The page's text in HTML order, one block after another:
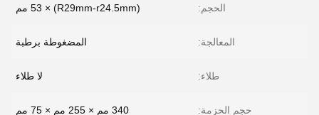
الحجم: (R29mm-r24.5mm) × 53 مم
المعالجة: المضغوطة برطبة
طلاء: لا طلاء
حجم الحزمة: 340 مم × 255 مم × 75 مم